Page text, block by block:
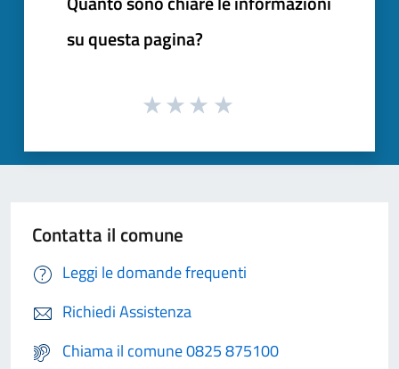
su questa pagina?
Contatta il comune
Leggi le domande frequenti
Richiedi Assistenza
Chiama il comune 0825 875100